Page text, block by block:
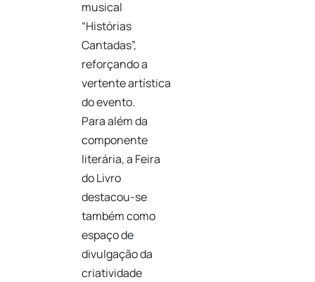
musical
“Histórias
Cantadas”,
reforçando a
vertente artística
do evento.
Para além da
componente
literária, a Feira
do Livro
destacou-se
também como
espaço de
divulgação da
criatividade